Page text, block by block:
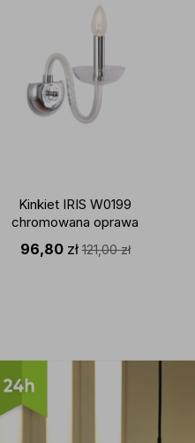
Kinkiet IRIS W0199
chromowana oprawa
MAXLIGHT
96,80 zł 121,00zł